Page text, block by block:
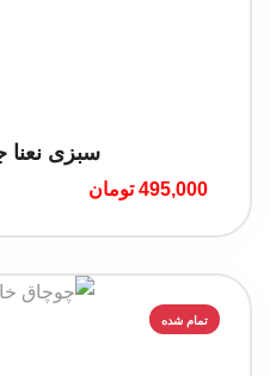
سبزی
495,000 تومان
تمام شده